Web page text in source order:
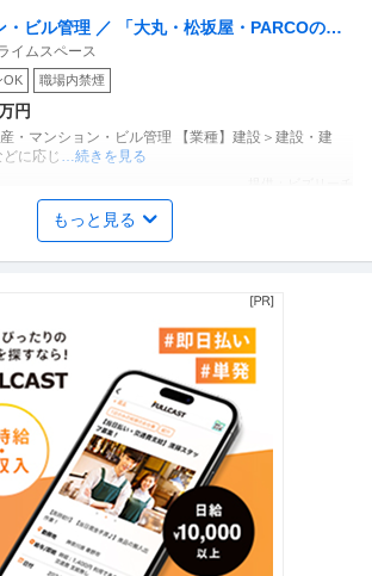
・ビル管理 ／ 「大丸・松坂屋・PARCOの設
上の活躍！充実の高待遇で理想のキャリア
イムスペース
OK 職場内禁煙
円
・マンション・ビル管理 【業種】建設＞建設・建
に応じ …続きを見る
ち上げコアメンバー」採用担当 兼 バックオ
急成長ベンチャーで拠点の未来を創る
業種】IT・インターネット＞インターネットサービス
当 …続きを見る
務」三菱商事グループ企業の健康保険組合／
残業時間10時間以下
業月20時間以内 職場内禁煙
業種】保険＞その他 ※会員属性などに応じ、当該求人
れた…続きを見る
もっと見る